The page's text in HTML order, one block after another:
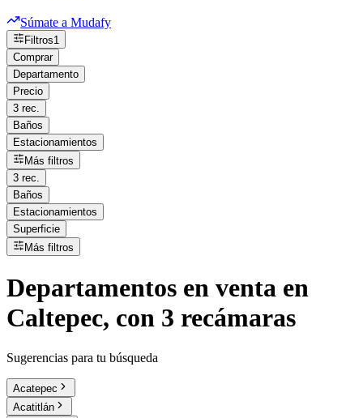
Súmate a Mudafy
Filtros1
Comprar
Departamento
Precio
3 rec.
Baños
Estacionamientos
Más filtros
3 rec.
Baños
Estacionamientos
Superficie
Más filtros
Departamentos en venta en
Caltepec, con 3 recámaras
Sugerencias para tu búsqueda
Acatepec
Acatitlán